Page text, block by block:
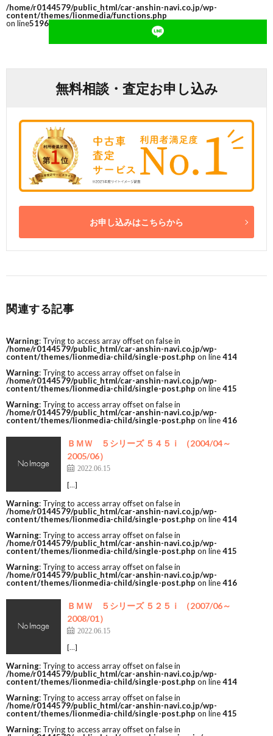
/home/r0144579/public_html/car-anshin-navi.co.jp/wp-
content/themes/lionmedia/functions.php
on line5196
無料相談・査定お申し込み
お申し込みはこちらから
関連する記事
Warning: Trying to access array offset on false in
/home/r0144579/public_html/car-anshin-navi.co.jp/wp-
content/themes/lionmedia-child/single-post.php on line414
Warning: Trying to access array offset on false in
/home/r0144579/public_html/car-anshin-navi.co.jp/wp-
content/themes/lionmedia-child/single-post.php on line415
Warning: Trying to access array offset on false in
/home/r0144579/public_html/car-anshin-navi.co.jp/wp-
content/themes/lionmedia-child/single-post.php on line416
ＢＭＷ ５シリーズ ５４５ｉ （2004/04～
2005/06）
2022.06.15
[…]
Warning: Trying to access array offset on false in
/home/r0144579/public_html/car-anshin-navi.co.jp/wp-
content/themes/lionmedia-child/single-post.php on line414
Warning: Trying to access array offset on false in
/home/r0144579/public_html/car-anshin-navi.co.jp/wp-
content/themes/lionmedia-child/single-post.php on line415
Warning: Trying to access array offset on false in
/home/r0144579/public_html/car-anshin-navi.co.jp/wp-
content/themes/lionmedia-child/single-post.php on line416
ＢＭＷ ５シリーズ ５２５ｉ （2007/06～
2008/01）
2022.06.15
[…]
Warning: Trying to access array offset on false in
/home/r0144579/public_html/car-anshin-navi.co.jp/wp-
content/themes/lionmedia-child/single-post.php on line414
Warning: Trying to access array offset on false in
/home/r0144579/public_html/car-anshin-navi.co.jp/wp-
content/themes/lionmedia-child/single-post.php on line415
Warning: Trying to access array offset on false in